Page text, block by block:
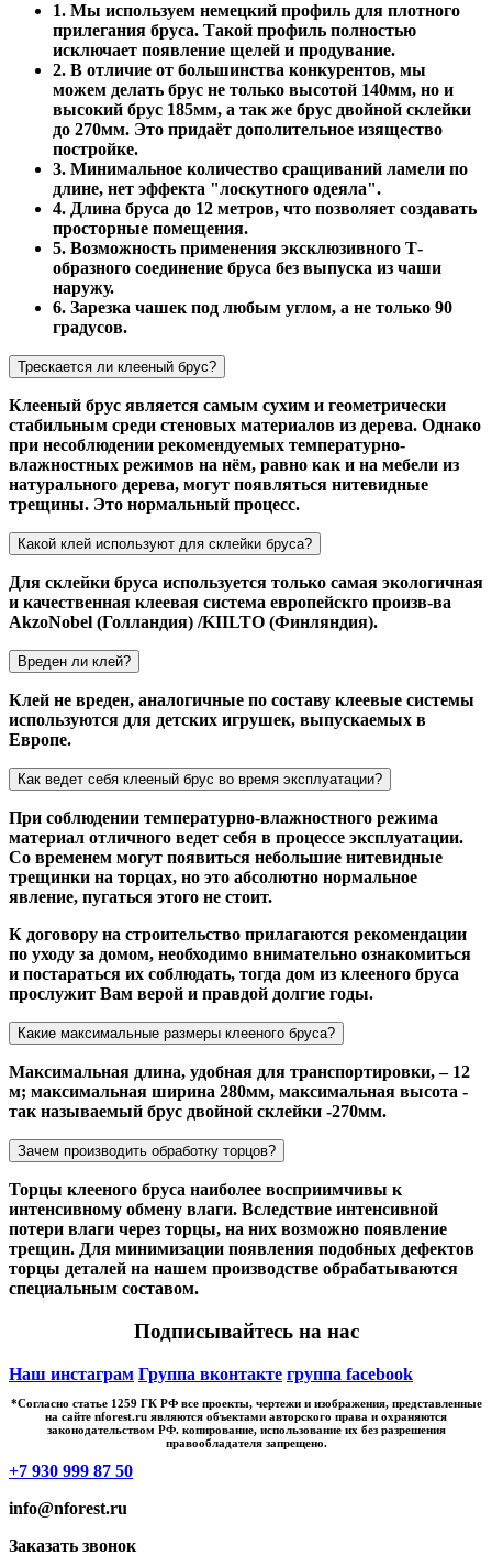
1. Мы используем немецкий профиль для плотного
прилегания бруса. Такой профиль полностью
исключает появление щелей и продувание.
2. В отличие от большинства конкурентов, мы
можем делать брус не только высотой 140мм, но и
высокий брус 185мм, а так же брус двойной склейки
до 270мм. Это придаёт дополительное изящество
постройке.
3. Минимальное количество сращиваний ламели по
длине, нет эффекта "лоскутного одеяла".
4. Длина бруса до 12 метров, что позволяет создавать
просторные помещения.
5. Возможность применения эксклюзивного Т-
образного соединение бруса без выпуска из чаши
наружу.
6. Зарезка чашек под любым углом, а не только 90
градусов.
Трескается ли клееный брус?
Клееный брус является самым сухим и геометрически
стабильным среди стеновых материалов из дерева. Однако
при несоблюдении рекомендуемых температурно-
влажностных режимов на нём, равно как и на мебели из
натурального дерева, могут появляться нитевидные
трещины. Это нормальный процесс.
Какой клей используют для склейки бруса?
Для склейки бруса используется только самая экологичная
и качественная клеевая система европейскго произв-ва
AkzoNobel (Голландия) /KIILTO (Финляндия).
Вреден ли клей?
Клей не вреден, аналогичные по составу клеевые системы
используются для детских игрушек, выпускаемых в
Европе.
Как ведет себя клееный брус во время эксплуатации?
При соблюдении температурно-влажностного режима
материал отличного ведет себя в процессе эксплуатации.
Со временем могут появиться небольшие нитевидные
трещинки на торцах, но это абсолютно нормальное
явление, пугаться этого не стоит.
К договору на строительство прилагаются рекомендации
по уходу за домом, необходимо внимательно ознакомиться
и постараться их соблюдать, тогда дом из клееного бруса
прослужит Вам верой и правдой долгие годы.
Какие максимальные размеры клееного бруса?
Максимальная длина, удобная для транспортировки, – 12
м; максимальная ширина 280мм, максимальная высота -
так называемый брус двойной склейки -270мм.
Зачем производить обработку торцов?
Торцы клееного бруса наиболее восприимчивы к
интенсивному обмену влаги. Вследствие интенсивной
потери влаги через торцы, на них возможно появление
трещин. Для минимизации появления подобных дефектов
торцы деталей на нашем производстве обрабатываются
специальным составом.
Подписывайтесь на нас
Наш инстаграм Группа вконтакте группа facebook
*Cогласно статье 1259 ГК РФ все проекты, чертежи и изображения, представленные
на сайте nforest.ru являются объектами авторского права и охраняются
законодательством РФ. копирование, использование их без разрешения
правообладателя запрещено.
+7 930 999 87 50
info@nforest.ru
Заказать звонок